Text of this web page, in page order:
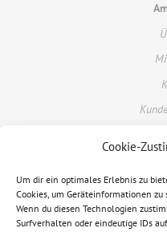
Cookie-
Um dir ein optimales Erlebnis zu
Cookies, um Geräteinformationen
Wenn du diesen Technologien
Surfverhalten oder eindeutige IDs